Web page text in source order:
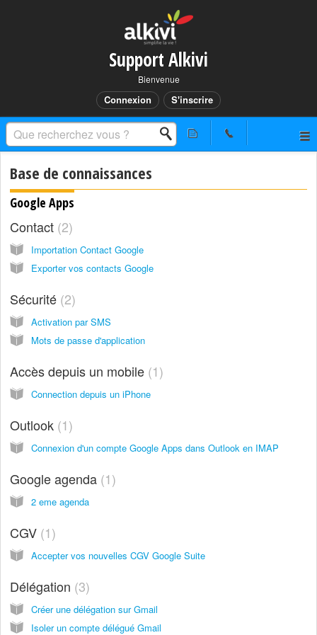
Support Alkivi
Bienvenue
Connexion S'inscrire
Base de connaissances
Google Apps
Contact 2
Importation Contact Google
Exporter vos contacts Google
Sécurité 2
Activation par SMS
Mots de passe d'application
Accès depuis un mobile 1
Connection depuis un iPhone
Outlook 1
Connexion d'un compte Google Apps dans Outlook en IMAP
Google agenda 1
2 eme agenda
CGV 1
Accepter vos nouvelles CGV Google Suite
Délégation 3
Créer une délégation sur Gmail
Isoler un compte délégué Gmail